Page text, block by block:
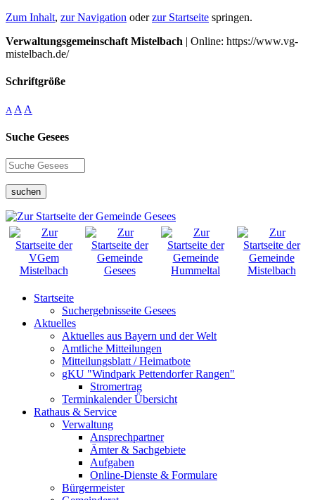
Zum Inhalt, zur Navigation oderzur Startseite springen.
Verwaltungsgemeinschaft Mistelbach | Online: https://www.vg-
mistelbach.de/
Schriftgröße
A A A
Suche Gesees
suchen
Startseite
Suchergebnisseite Gesees
Aktuelles
Aktuelles aus Bayern und der Welt
Amtliche Mitteilungen
Mitteilungsblatt / Heimatbote
gKU "Windpark Pettendorfer Rangen"
Stromertrag
Terminkalender Übersicht
Rathaus & Service
Verwaltung
Ansprechpartner
Ämter & Sachgebiete
Aufgaben
Online-Dienste & Formulare
Bürgermeister